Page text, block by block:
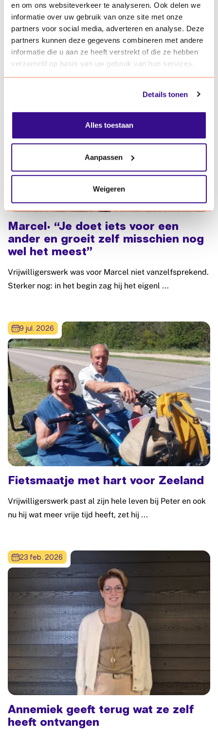
en om ons websiteverkeer te analyseren. Ook delen we
informatie over uw gebruik van onze site met onze
partners voor social media, adverteren en analyse. Deze
partners kunnen deze gegevens combineren met andere
informatie die u aan ze heeft verstrekt of die ze hebben
verzameld op basis van uw gebruik van hun services.
Details tonen
Alles toestaan
Aanpassen
Weigeren
LEES ALLE VERHALEN
Marcel: “Je doet iets voor een
ander en groeit zelf misschien nog
wel het meest”
Vrijwilligerswerk was voor Marcel niet vanzelfsprekend.
Sterker nog: in het begin zag hij het eigenl ...
9 jul. 2026
Fietsmaatje met hart voor Zeeland
Vrijwilligerswerk past al zijn hele leven bij Peter en ook
nu hij wat meer vrije tijd heeft, zet hij ...
23 feb. 2026
Annemiek geeft terug wat ze zelf
heeft ontvangen